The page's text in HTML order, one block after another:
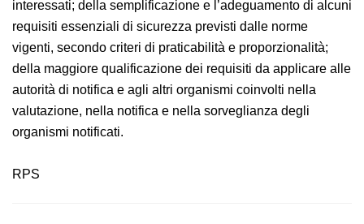
operatori economici interessati; della semplificazione e
l’adeguamento di alcuni requisiti essenziali di sicurezza
previsti dalle norme vigenti, secondo criteri di
praticabilità e proporzionalità; della maggiore
qualificazione dei requisiti da applicare alle autorità di
notifica e agli altri organismi coinvolti nella valutazione,
nella notifica e nella sorveglianza degli organismi